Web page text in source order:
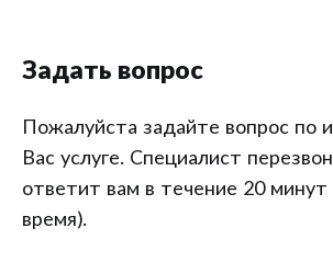
Задать вопрос
Пожалуйста задайте вопрос по
Вас услуге. Специалист
ответит вам в течение 20 минут
время).